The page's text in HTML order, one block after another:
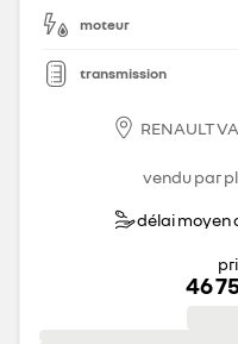
moteur
transmission
RENAULT
vendu par
délai moyen
46